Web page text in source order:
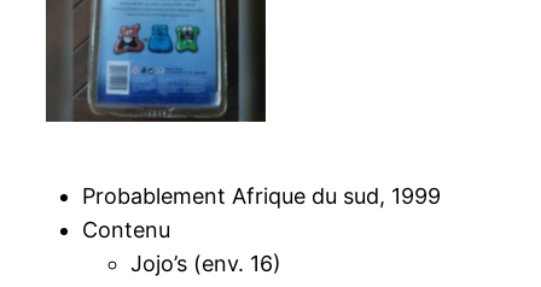
Probablement Afrique du sud, 1999
Contenu
Jojo’s (env. 16)